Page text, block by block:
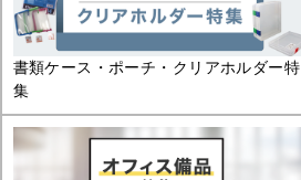
書類ケース・ポーチ・クリアホルダー特
集